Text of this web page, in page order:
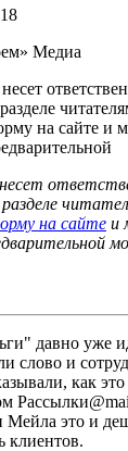
Медиа
на сайте и
на сайте и
давно уже
слово и
как
Мейла это и
клиентов.